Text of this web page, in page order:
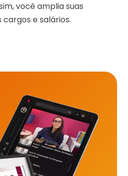
você amplia suas
e salários.